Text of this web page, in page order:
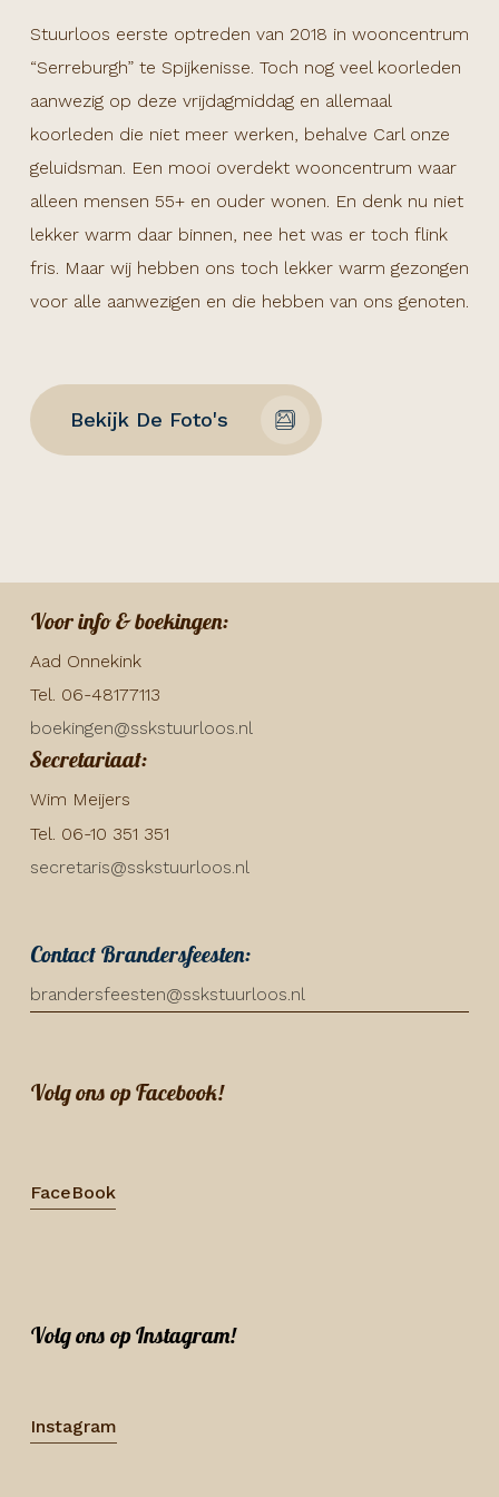
Stuurloos eerste optreden van 2018 in wooncentrum
“Serreburgh” te Spijkenisse. Toch nog veel koorleden
aanwezig op deze vrijdagmiddag en allemaal
koorleden die niet meer werken, behalve Carl onze
geluidsman. Een mooi overdekt wooncentrum waar
alleen mensen 55+ en ouder wonen. En denk nu niet
lekker warm daar binnen, nee het was er toch flink
fris. Maar wij hebben ons toch lekker warm gezongen
voor alle aanwezigen en die hebben van ons genoten.
Bekijk De Foto's
Voor info & boekingen:
Aad Onnekink
Tel. 06-48177113
boekingen@sskstuurloos.nl
Secretariaat:
Wim Meijers
Tel. 06-10 351 351
secretaris@sskstuurloos.nl
Contact Brandersfeesten:
brandersfeesten@sskstuurloos.nl
Volg ons op Facebook!
FaceBook
Volg ons op Instagram!
Instagram